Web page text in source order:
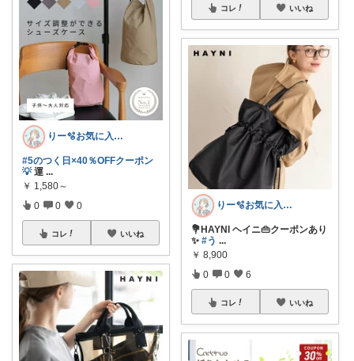
りー🫧お気に入りのある暮らし🧺
#5のつく日×40％OFFクーポン
💡運 ...
￥ 1,580～
0 0 0
コレ いいね
コレ いいね
りー🫧お気に入りのある暮らし🧺
💐HAYNI ヘイニ👜クーポンあり
✨ #う ...
￥ 8,900
0 0 6
コレ いいね